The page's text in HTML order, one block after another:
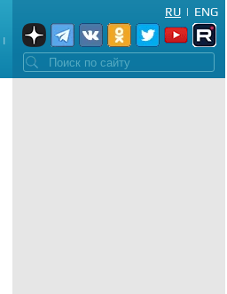
ENG
|
RU